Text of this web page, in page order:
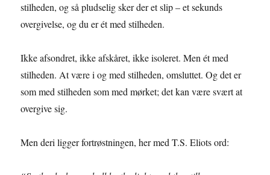
stilheden, og så pludselig sker der et slip – et sekunds
overgivelse, og du er ét med stilheden.
Ikke afsondret, ikke afskåret, ikke isoleret. Men ét med
stilheden. At være i og med stilheden, omsluttet. Og det er
som med stilheden som med mørket; det kan være svært at
overgive sig.
Men deri ligger fortrøstningen, her med T.S. Eliots ord: